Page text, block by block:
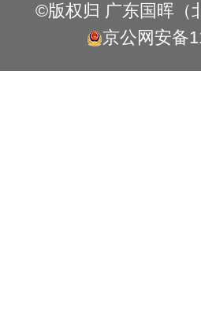
©版权归 广东国晖
京公网安备